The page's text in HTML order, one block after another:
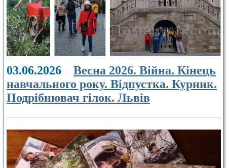
03.06.2026 Весна 2026. Війна. Кінець
навчального року. Відпустка. Курник.
Подрібнювач гілок. Львів